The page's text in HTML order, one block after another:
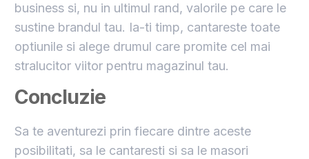
business si, nu in ultimul rand, valorile pe care le
sustine brandul tau. Ia-ti timp, cantareste toate
optiunile si alege drumul care promite cel mai
stralucitor viitor pentru magazinul tau.
Concluzie
Sa te aventurezi prin fiecare dintre aceste
posibilitati, sa le cantaresti si sa le masori